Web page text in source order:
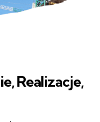
Realizacje,